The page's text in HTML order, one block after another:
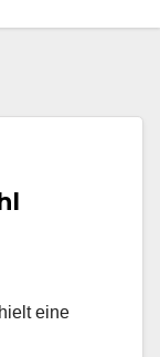
eine